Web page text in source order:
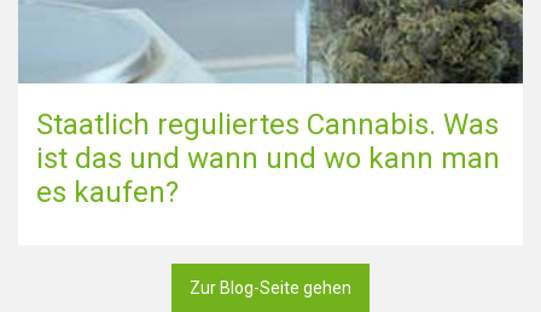
Staatlich reguliertes Cannabis. Was
ist das und wann und wo kann man
es kaufen?
Zur Blog-Seite gehen